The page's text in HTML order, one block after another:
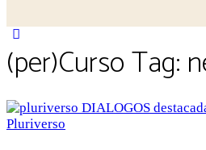
search
(per)Curso Tag: